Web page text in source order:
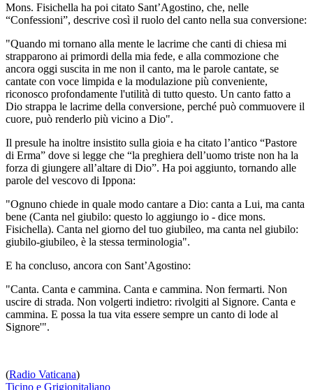
Mons. Fisichella ha poi citato Sant’Agostino, che, nelle
“Confessioni”, descrive così il ruolo del canto nella sua conversione:
"Quando mi tornano alla mente le lacrime che canti di chiesa mi
strapparono ai primordi della mia fede, e alla commozione che
ancora oggi suscita in me non il canto, ma le parole cantate, se
cantate con voce limpida e la modulazione più conveniente,
riconosco profondamente l'utilità di tutto questo. Un canto fatto a
Dio strappa le lacrime della conversione, perché può commuovere il
cuore, può renderlo più vicino a Dio".
Il presule ha inoltre insistito sulla gioia e ha citato l’antico “Pastore
di Erma” dove si legge che “la preghiera dell’uomo triste non ha la
forza di giungere all’altare di Dio”. Ha poi aggiunto, tornando alle
parole del vescovo di Ippona:
"Ognuno chiede in quale modo cantare a Dio: canta a Lui, ma canta
bene (Canta nel giubilo: questo lo aggiungo io - dice mons.
Fisichella). Canta nel giorno del tuo giubileo, ma canta nel giubilo:
giubilo-giubileo, è la stessa terminologia".
E ha concluso, ancora con Sant’Agostino:
"Canta. Canta e cammina. Canta e cammina. Non fermarti. Non
uscire di strada. Non volgerti indietro: rivolgiti al Signore. Canta e
cammina. E possa la tua vita essere sempre un canto di lode al
Signore'".
(Radio Vaticana)
Ticino e Grigionitaliano